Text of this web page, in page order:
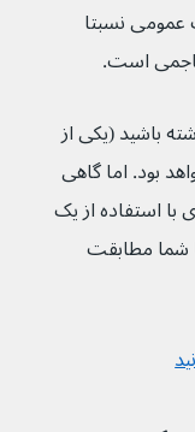
نسبتا
است.
باشید (یکی از
بود. اما گاهی
سلول‌های بنیادی با استفاده از یک
شما مطابقت